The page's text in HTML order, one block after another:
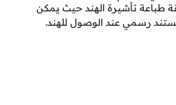
طباعة تأشيرة الهند حيث يمكن
رسمي عند الوصول للهند.